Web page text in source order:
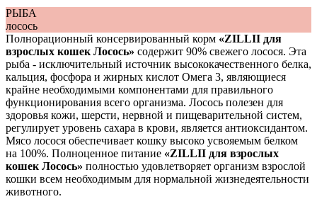
РЫБА
лосось
Полнорационный консервированный корм «ZILLII для
взрослых кошек Лосось» содержит 90% свежего лосося. Эта
рыба - исключительный источник высококачественного белка,
кальция, фосфора и жирных кислот Омега 3, являющиеся
крайне необходимыми компонентами для правильного
функционирования всего организма. Лосось полезен для
здоровья кожи, шерсти, нервной и пищеварительной систем,
регулирует уровень сахара в крови, является антиоксидантом.
Мясо лосося обеспечивает кошку высоко усвояемым белком
на 100%. Полноценное питание «ZILLII для взрослых
кошек Лосось» полностью удовлетворяет организм взрослой
кошки всем необходимым для нормальной жизнедеятельности
животного.